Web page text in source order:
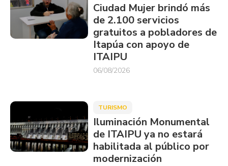
Ciudad Mujer brindó más
de 2.100 servicios
gratuitos a pobladores de
Itapúa con apoyo de
ITAIPU
06/08/2026
TURISMO
Iluminación Monumental
de ITAIPU ya no estará
habilitada al público por
modernización